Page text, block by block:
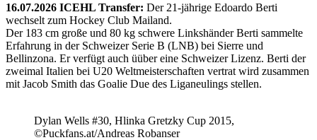
16.07.2026 ICEHL Transfer: Der 21-jährige Edoardo Berti
wechselt zum Hockey Club Mailand.
Der 183 cm große und 80 kg schwere Linkshänder Berti sammelte
Erfahrung in der Schweizer Serie B (LNB) bei Sierre und
Bellinzona. Er verfügt auch üüber eine Schweizer Lizenz. Berti der
zweimal Italien bei U20 Weltmeisterschaften vertrat wird zusammen
mit Jacob Smith das Goalie Due des Liganeulings stellen.
Dylan Wells #30, Hlinka Gretzky Cup 2015,
©Puckfans.at/Andreas Robanser